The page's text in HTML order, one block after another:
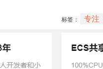
标签： 专注